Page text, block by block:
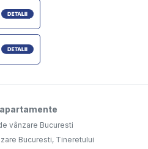
vânzare Bucuresti
Bucuresti, Tineretului